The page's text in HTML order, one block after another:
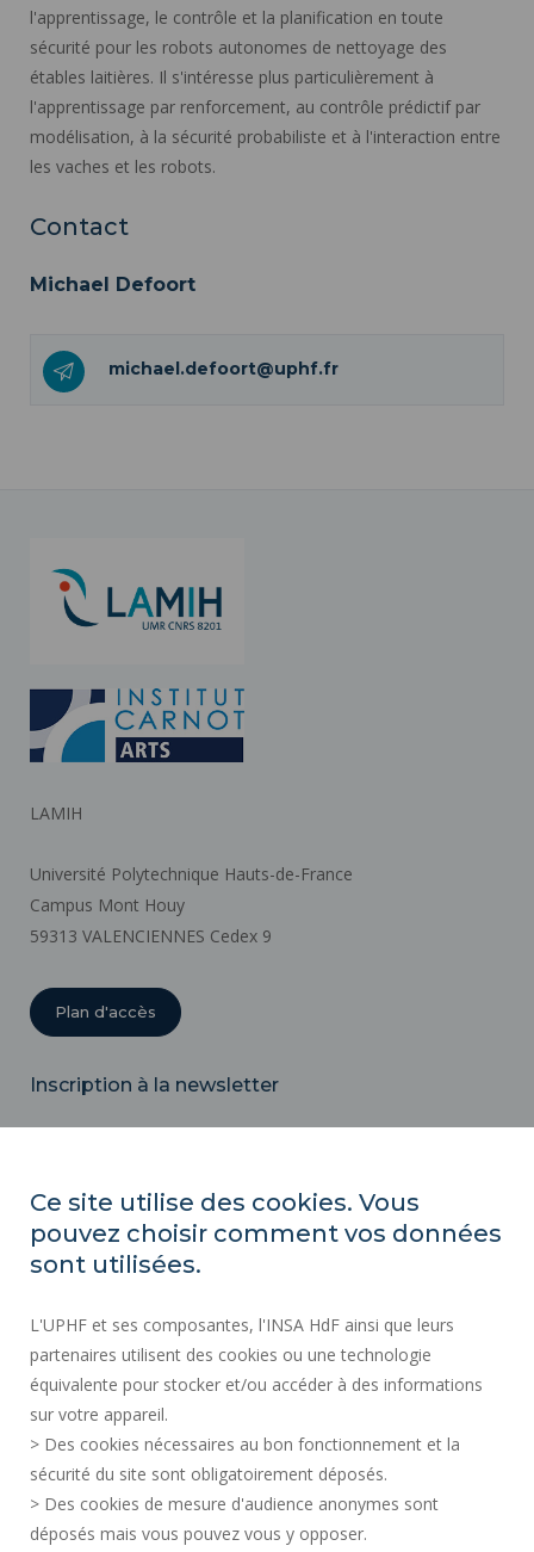
l'apprentissage, le contrôle et la planification en toute
sécurité pour les robots autonomes de nettoyage des
étables laitières. Il s'intéresse plus particulièrement à
l'apprentissage par renforcement, au contrôle prédictif par
modélisation, à la sécurité probabiliste et à l'interaction entre
les vaches et les robots.
Contact
Michael Defoort
michael.defoort@uphf.fr
LAMIH
Université Polytechnique Hauts-de-France
Campus Mont Houy
59313 VALENCIENNES Cedex 9
Plan d'accès
Inscription à la newsletter
ACTES RÉGLEMENTAIRES
MARCHÉS PUBLICS
MENTIONS LÉGALES
ESPACE PRESSE
RECRUTEMENTS
PLAN DU SITE
DONNÉES PERSONNELLES
Ce site utilise des cookies. Vous
pouvez choisir comment vos données
sont utilisées.
L'UPHF et ses composantes, l'INSA HdF ainsi que leurs
partenaires utilisent des cookies ou une technologie
équivalente pour stocker et/ou accéder à des informations
sur votre appareil.
> Des cookies nécessaires au bon fonctionnement et la
sécurité du site sont obligatoirement déposés.
> Des cookies de mesure d'audience anonymes sont
déposés mais vous pouvez vous y opposer.